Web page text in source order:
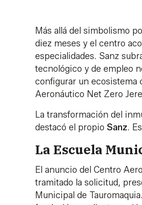
Más allá del simbolismo
diez meses y el centro
especialidades. Sanz
tecnológico y de empleo
configurar un ecosistema
Aeronáutico Net Zero
La transformación del
destacó el propio Sanz.
La Escuela
El anuncio del Centro
tramitado la solicitud,
Municipal de